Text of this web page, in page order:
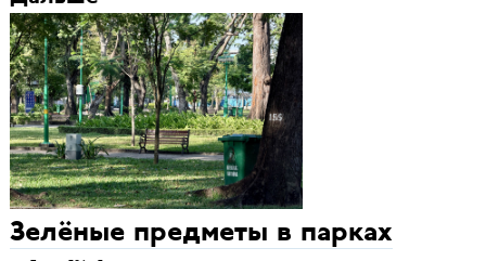
Зелёные предметы в парках